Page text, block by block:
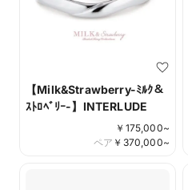
【Milk&Strawberry-ﾐﾙｸ＆
ｽﾄﾛﾍﾞﾘｰ-】INTERLUDE
￥ 175,000~
￥ 370,000~
ペア